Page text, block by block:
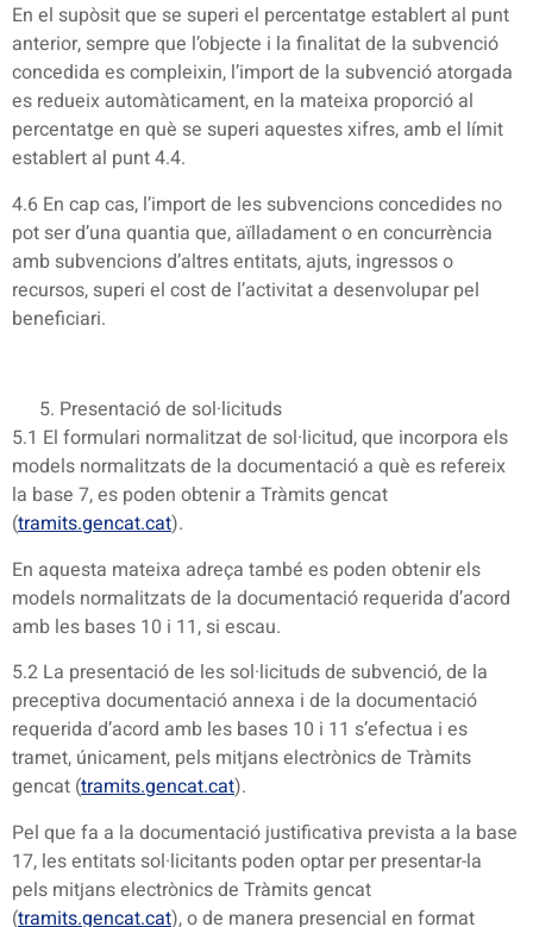
En el supòsit que se superi el percentatge establert al punt
anterior, sempre que l’objecte i la finalitat de la subvenció
concedida es compleixin, l’import de la subvenció atorgada
es redueix automàticament, en la mateixa proporció al
percentatge en què se superi aquestes xifres, amb el límit
establert al punt 4.4.
4.6 En cap cas, l’import de les subvencions concedides no
pot ser d’una quantia que, aïlladament o en concurrència
amb subvencions d’altres entitats, ajuts, ingressos o
recursos, superi el cost de l’activitat a desenvolupar pel
beneficiari.
Presentació de sol·licituds
5.1 El formulari normalitzat de sol·licitud, que incorpora els
models normalitzats de la documentació a què es refereix
la base 7, es poden obtenir a Tràmits gencat
(tramits.gencat.cat).
En aquesta mateixa adreça també es poden obtenir els
models normalitzats de la documentació requerida d’acord
amb les bases 10 i 11, si escau.
5.2 La presentació de les sol·licituds de subvenció, de la
preceptiva documentació annexa i de la documentació
requerida d’acord amb les bases 10 i 11 s’efectua i es
tramet, únicament, pels mitjans electrònics de Tràmits
gencat (tramits.gencat.cat).
Pel que fa a la documentació justificativa prevista a la base
17, les entitats sol·licitants poden optar per presentar-la
pels mitjans electrònics de Tràmits gencat
(tramits.gencat.cat), o de manera presencial en format